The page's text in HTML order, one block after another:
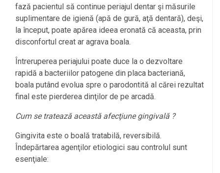
fază pacientul să continue periajul dentar şi măsurile
suplimentare de igienă (apă de gură, aţă dentară), deşi,
la început, poate apărea ideea eronată că aceasta, prin
disconfortul creat ar agrava boala.
Întreruperea periajului poate duce la o dezvoltare
rapidă a bacteriilor patogene din placa bacteriană,
boala putând evolua spre o parodontită al cărei rezultat
final este pierderea dinţilor de pe arcadă.
Cum se tratează această afecţiune gingivală ?
Gingivita este o boală tratabilă, reversibilă.
Îndepărtarea agenţilor etiologici sau controlul sunt
esenţiale: